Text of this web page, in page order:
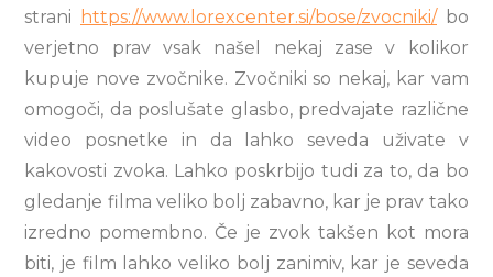
strani
https://www.lorexcenter.si/bose/zvocniki/bo
verjetno prav vsak našel nekaj zase v kolikor
kupuje nove zvočnike. Zvočniki so nekaj, kar vam
omogoči, da poslušate glasbo, predvajate različne
video posnetke in da lahko seveda uživate v
kakovosti zvoka. Lahko poskrbijo tudi za to, da bo
gledanje filma veliko bolj zabavno, kar je prav tako
izredno pomembno. Če je zvok takšen kot mora
biti, je film lahko veliko bolj zanimiv, kar je seveda